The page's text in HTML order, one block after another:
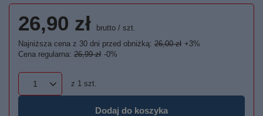
26,90 zł brutto / szt.
Najniższa cena z 30 dni przed obniżką: 26,00 zł +3%
Cena regularna: 26,99 zł -0%
z 1 szt.
Dodaj do koszyka